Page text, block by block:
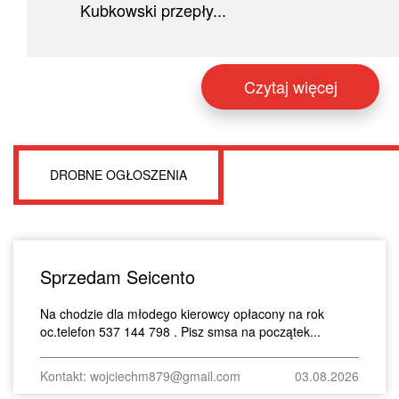
Kubkowski przepły...
Czytaj więcej
DROBNE OGŁOSZENIA
Sprzedam Seicento
Na chodzie dla młodego kierowcy opłacony na rok
oc.telefon 537 144 798 . Pisz smsa na początek...
Kontakt: wojciechm879@gmail.com 03.08.2026